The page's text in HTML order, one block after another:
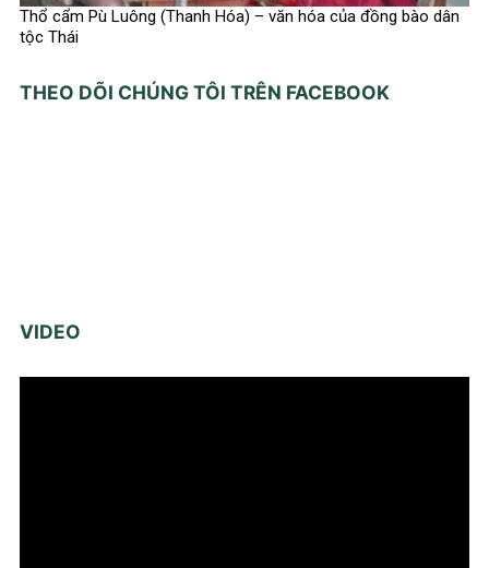
Thổ cẩm Pù Luông (Thanh Hóa) – văn hóa của đồng bào dân
tộc Thái
THEO DÕI CHÚNG TÔI TRÊN FACEBOOK
VIDEO